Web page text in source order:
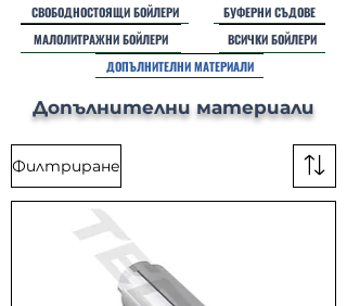
СВОБОДНОСТОЯЩИ БОЙЛЕРИ
МАЛОЛИТРАЖНИ БОЙЛЕРИ
БУФЕРНИ СЪДОВЕ
ВСИЧКИ БОЙЛЕРИ
ДОПЪЛНИТЕЛНИ МАТЕРИАЛИ
Допълнителни материали
Филтриране